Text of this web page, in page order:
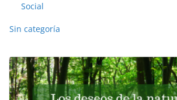
Social
Sin categoría